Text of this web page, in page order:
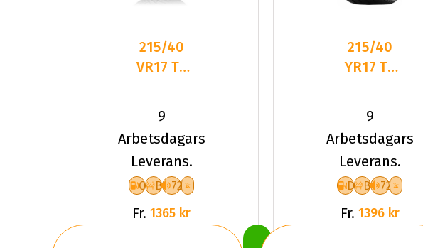
215/40
VR17 TL
H750
KINERGY
4S2 XL
9
Arbetsdagars
Leverans.
C B 72
Fr. 1365 kr
215/40
YR17 TL
QUATRAC
PRO+ XL
9
Arbetsdagars
Leverans.
D B 72
Fr. 1396 kr